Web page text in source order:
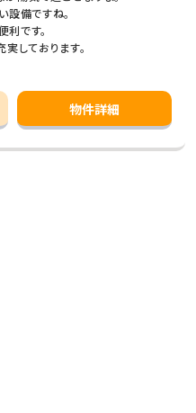
設備ですね。
です。
しております。
物件詳細